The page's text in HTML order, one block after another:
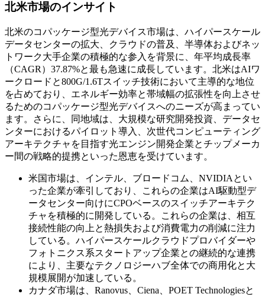
北米市場のインサイト
北米のコパッケージ型光デバイス市場は、ハイパースケール
データセンターの拡大、クラウドの普及、半導体およびネッ
トワーク大手企業の積極的な参入を背景に、年平均成長率
（CAGR）37.87%と最も急速に成長しています。北米はAIワ
ークロードと800G/1.6Tスイッチ技術において主導的な地位
を占めており、エネルギー効率と帯域幅の拡張性を向上させ
るためのコパッケージ型光デバイスへのニーズが高まってい
ます。さらに、同地域は、大規模な研究開発投資、データセ
ンターにおけるパイロット導入、次世代コンピューティング
アーキテクチャを目指す光エンジン開発企業とチップメーカ
ー間の戦略的提携といった恩恵を受けています。
米国市場は、インテル、ブロードコム、NVIDIAとい
った企業が牽引しており、これらの企業はAI駆動型デ
ータセンター向けにCPOベースのスイッチアーキテク
チャを積極的に開発している。これらの企業は、相互
接続性能の向上と熱損失および消費電力の削減に注力
している。ハイパースケールクラウドプロバイダーや
フォトニクス系スタートアップ企業との継続的な連携
により、主要なテクノロジーハブ全体での商用化と大
規模展開が加速している。
カナダ市場は、Ranovus、Ciena、POET Technologiesと